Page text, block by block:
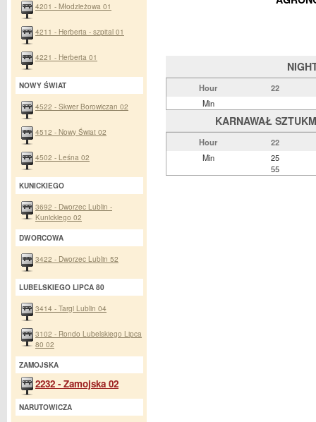
Hour
22
Min
KARNAWAŁ
Hour
22
Min
25
55
4201 - Młodzieżowa 01
4211 - Herberta - szpital 01
4221 - Herberta 01
NOWY ŚWIAT
4522 - Skwer Borowiczan 02
4512 - Nowy Świat 02
4502 - Leśna 02
KUNICKIEGO
3692 - Dworzec Lublin -
Kunickiego 02
DWORCOWA
3422 - Dworzec Lublin 52
LUBELSKIEGO LIPCA 80
3414 - Targi Lublin 04
3102 - Rondo Lubelskiego Lipca
80 02
ZAMOJSKA
2232 - Zamojska 02
NARUTOWICZA